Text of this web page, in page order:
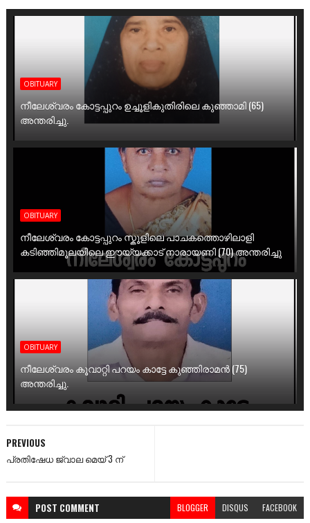
OBITUARY
നീലേശ്വരം കോട്ടപ്പുറം ഉച്ചൂളികുതിരിലെ കുഞ്ഞാമി (65)
അന്തരിച്ചു.
OBITUARY
നീലേശ്വരം കോട്ടപ്പുറം സ്കൂളിലെ പാചകത്തൊഴിലാളി
കടിഞ്ഞിമൂലയിലെ ഈയ്യക്കാട് നാരായണി (70) അന്തരിച്ചു
OBITUARY
നീലേശ്വരം കൂവാറ്റി പറയം കാട്ടേ കുഞ്ഞിരാമൻ (75)
അന്തരിച്ചു.
PREVIOUS
പ്രതിഷേധ ജ്വാല മെയ്‌ 3 ന്
POST COMMENT BLOGGER DISQUS FACEBOOK